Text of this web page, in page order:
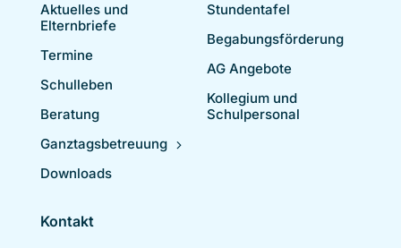
Aktuelles und
Elternbriefe
Termine
Schulleben
Beratung
Ganztagsbetreuung
Downloads
Stundentafel
Begabungsförderung
AG Angebote
Kollegium und
Schulpersonal
Kontakt